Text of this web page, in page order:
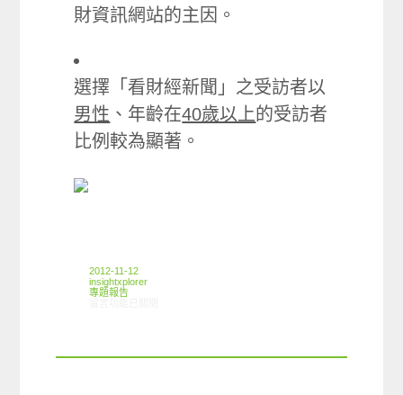
財資訊網站的主因。
選擇「看財經新聞」之受訪者以
男性 、年齡在40歲以上的受訪者
比例較為顯著。
2012-11-12
insightxplorer
專題報告